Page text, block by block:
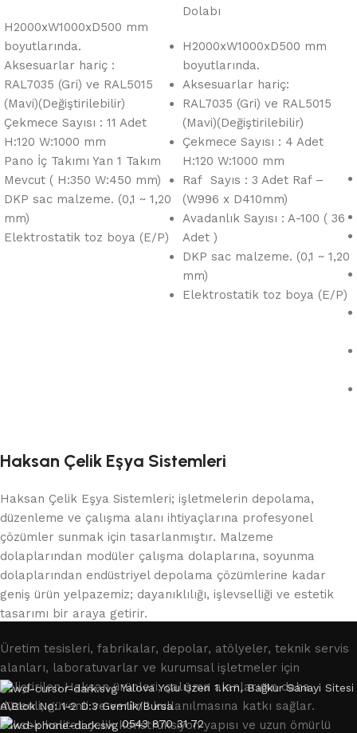
H2000xW1000xD500 mm
boyutlarında.
Aksesuarlar hariç :
RAL7035 (Gri) ve RAL5015
(Mavi)(Değiştirilebilir)
Çekmece Sayısı : 11 Adet
H:120 W:1000 mm
Pano İç Takımı Yan 1 Takım
Mevcut ( H:350 W:450 mm)
DKP sac malzeme. (0,1 ~ 1,20
mm)
Elektrostatik toz boya (E/P)
Dolabı
H2000xW1000xD500 mm
boyutlarında.
Aksesuarlar hariç:
RAL7035 (Gri) ve RAL5015
(Mavi)(Değiştirilebilir)
Çekmece Sayısı : 4 Adet
H:120 W:1000 mm
Raf Sayıs : 3 Adet Raf –
(W996 x D410mm)
Avadanlık Sayısı : A-100 ( 36
Adet )
DKP sac malzeme. (0,1 ~ 1,20
mm)
Elektrostatik toz boya (E/P)
Haksan Çelik Eşya Sistemleri
Haksan Çelik Eşya Sistemleri; işletmelerin depolama,
düzenleme ve çalışma alanı ihtiyaçlarına profesyonel
çözümler sunmak için tasarlanmıştır. Malzeme
dolaplarından modüler çalışma dolaplarına, soyunma
dolaplarından endüstriyel depolama çözümlerine kadar
geniş ürün yelpazemiz; dayanıklılığı, işlevselliği ve estetik
tasarımı bir araya getirir.
Üretim tesisleri, fabrikalar, depolar, atölyeler, teknik servis
alanları, laboratuvarlar ve kurumsal işletmeler için
geliştirilen Haksan ürünleri, çalışma alanlarının daha
düzenli, güvenli ve verimli kullanılmasına katkı sağlar.
Yüksek kaliteli çelik konstrüksiyon yapısı ve uzun ömürlü
Yalova Yolu Üzeri 1.Km, Bağkur Sanayi Sitesi
A\Blok No: 1-2 D:3 Gemli̇k/Bursa
0543 870 31 72